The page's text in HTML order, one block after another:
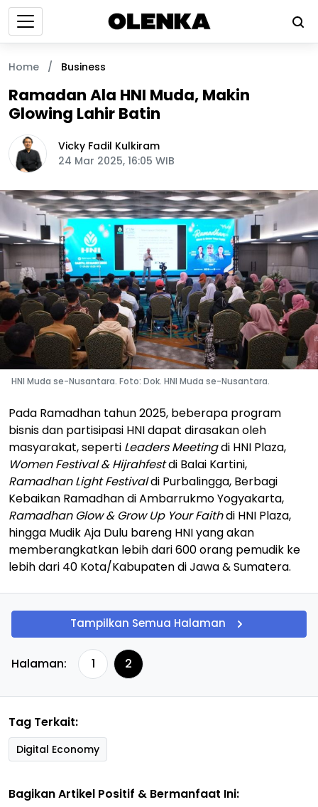
Home / Business
Ramadan Ala HNI Muda, Makin
Glowing Lahir Batin
Vicky Fadil Kulkiram
24 Mar 2025, 16:05 WIB
HNI Muda se-Nusantara. Foto: Dok. HNI Muda se-Nusantara.
Pada Ramadhan tahun 2025, beberapa program
bisnis dan partisipasi HNI dapat dirasakan oleh
masyarakat, seperti Leaders Meetingdi HNI Plaza,
Women Festival & Hijrahfestdi Balai Kartini,
Ramadhan Light Festivaldi Purbalingga, Berbagi
Kebaikan Ramadhan di Ambarrukmo Yogyakarta,
Ramadhan Glow & Grow Up Your Faithdi HNI Plaza,
hingga Mudik Aja Dulu bareng HNI yang akan
memberangkatkan lebih dari 600 orang pemudik ke
lebih dari 40 Kota/Kabupaten di Jawa & Sumatera.
Tampilkan Semua Halaman
Halaman: 1 2
Tag Terkait:
Digital Economy
Bagikan Artikel Positif & Bermanfaat Ini: